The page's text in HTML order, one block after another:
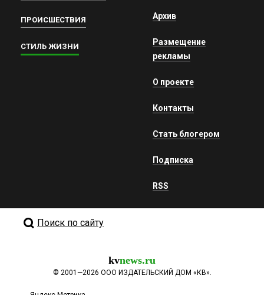
ПРОИСШЕСТВИЯ
СТИЛЬ ЖИЗНИ
Архив
Размещение
рекламы
О проекте
Контакты
Стать блогером
Подписка
RSS
Поиск по сайту
kvnews.ru
© 2001—2026 ООО ИЗДАТЕЛЬСКИЙ ДОМ «КВ».